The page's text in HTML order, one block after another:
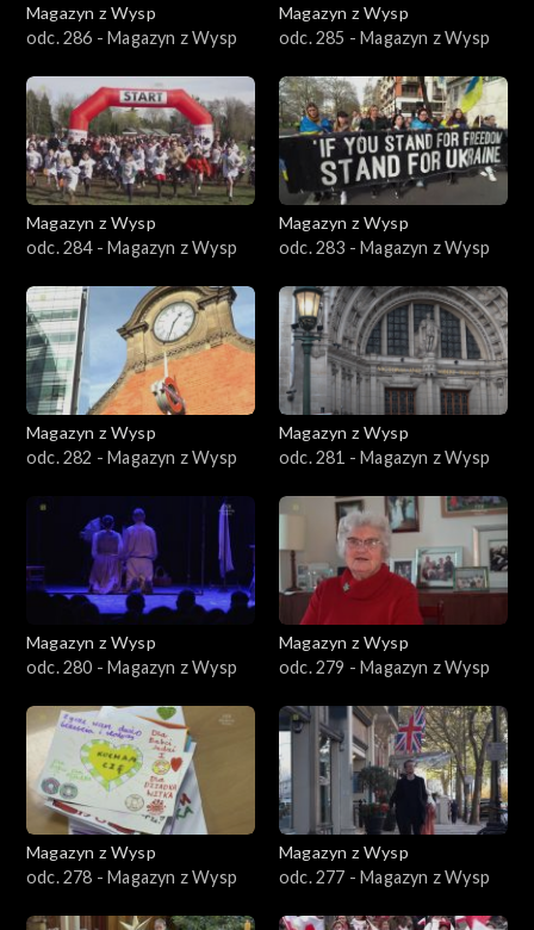
Magazyn z Wysp
odc. 286 - Magazyn z Wysp
Magazyn z Wysp
odc. 285 - Magazyn z Wysp
Magazyn z Wysp
odc. 284 - Magazyn z Wysp
Magazyn z Wysp
odc. 283 - Magazyn z Wysp
Magazyn z Wysp
odc. 282 - Magazyn z Wysp
Magazyn z Wysp
odc. 281 - Magazyn z Wysp
Magazyn z Wysp
odc. 280 - Magazyn z Wysp
Magazyn z Wysp
odc. 279 - Magazyn z Wysp
Magazyn z Wysp
odc. 278 - Magazyn z Wysp
Magazyn z Wysp
odc. 277 - Magazyn z Wysp